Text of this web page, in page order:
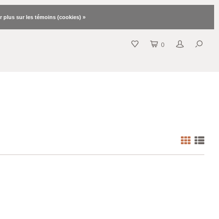
0
plus sur les témoins (cookies) »